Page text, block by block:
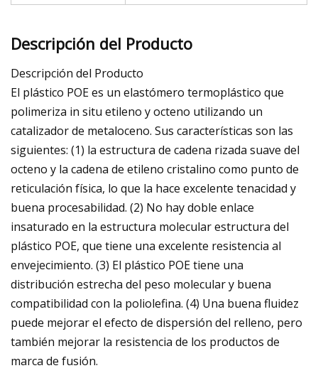
Descripción del Producto
Descripción del Producto
El plástico POE es un elastómero termoplástico que
polimeriza in situ etileno y octeno utilizando un
catalizador de metaloceno. Sus características son las
siguientes: (1) la estructura de cadena rizada suave del
octeno y la cadena de etileno cristalino como punto de
reticulación física, lo que la hace excelente tenacidad y
buena procesabilidad. (2) No hay doble enlace
insaturado en la estructura molecular estructura del
plástico POE, que tiene una excelente resistencia al
envejecimiento. (3) El plástico POE tiene una
distribución estrecha del peso molecular y buena
compatibilidad con la poliolefina. (4) Una buena fluidez
puede mejorar el efecto de dispersión del relleno, pero
también mejorar la resistencia de los productos de
marca de fusión.